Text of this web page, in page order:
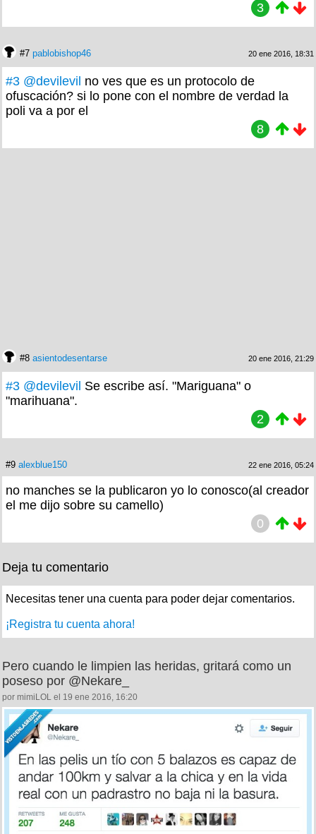
3
#7 pablobishop46 20 ene 2016, 18:31
#3 @devilevil no ves que es un protocolo de
ofuscación? si lo pone con el nombre de verdad la
poli va a por el
8
#8 asientodesentarse 20 ene 2016, 21:29
#3 @devilevil Se escribe así. "Mariguana" o
"marihuana".
2
#9 alexblue150 22 ene 2016, 05:24
no manches se la publicaron yo lo conosco(al creador
el me dijo sobre su camello)
0
Deja tu comentario
Necesitas tener una cuenta para poder dejar comentarios.
¡Registra tu cuenta ahora!
Pero cuando le limpien las heridas, gritará como un
poseso por @Nekare_
por mimiLOL el 19 ene 2016, 16:20